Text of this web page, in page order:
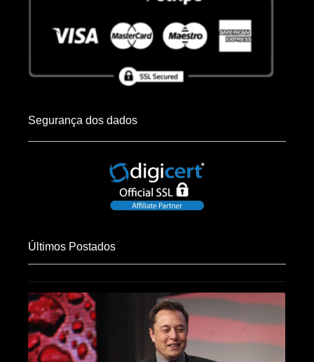
Segurança dos dados
Últimos Postados